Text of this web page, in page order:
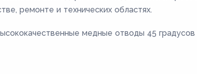
ремонте и технических областях.
медные отводы 45